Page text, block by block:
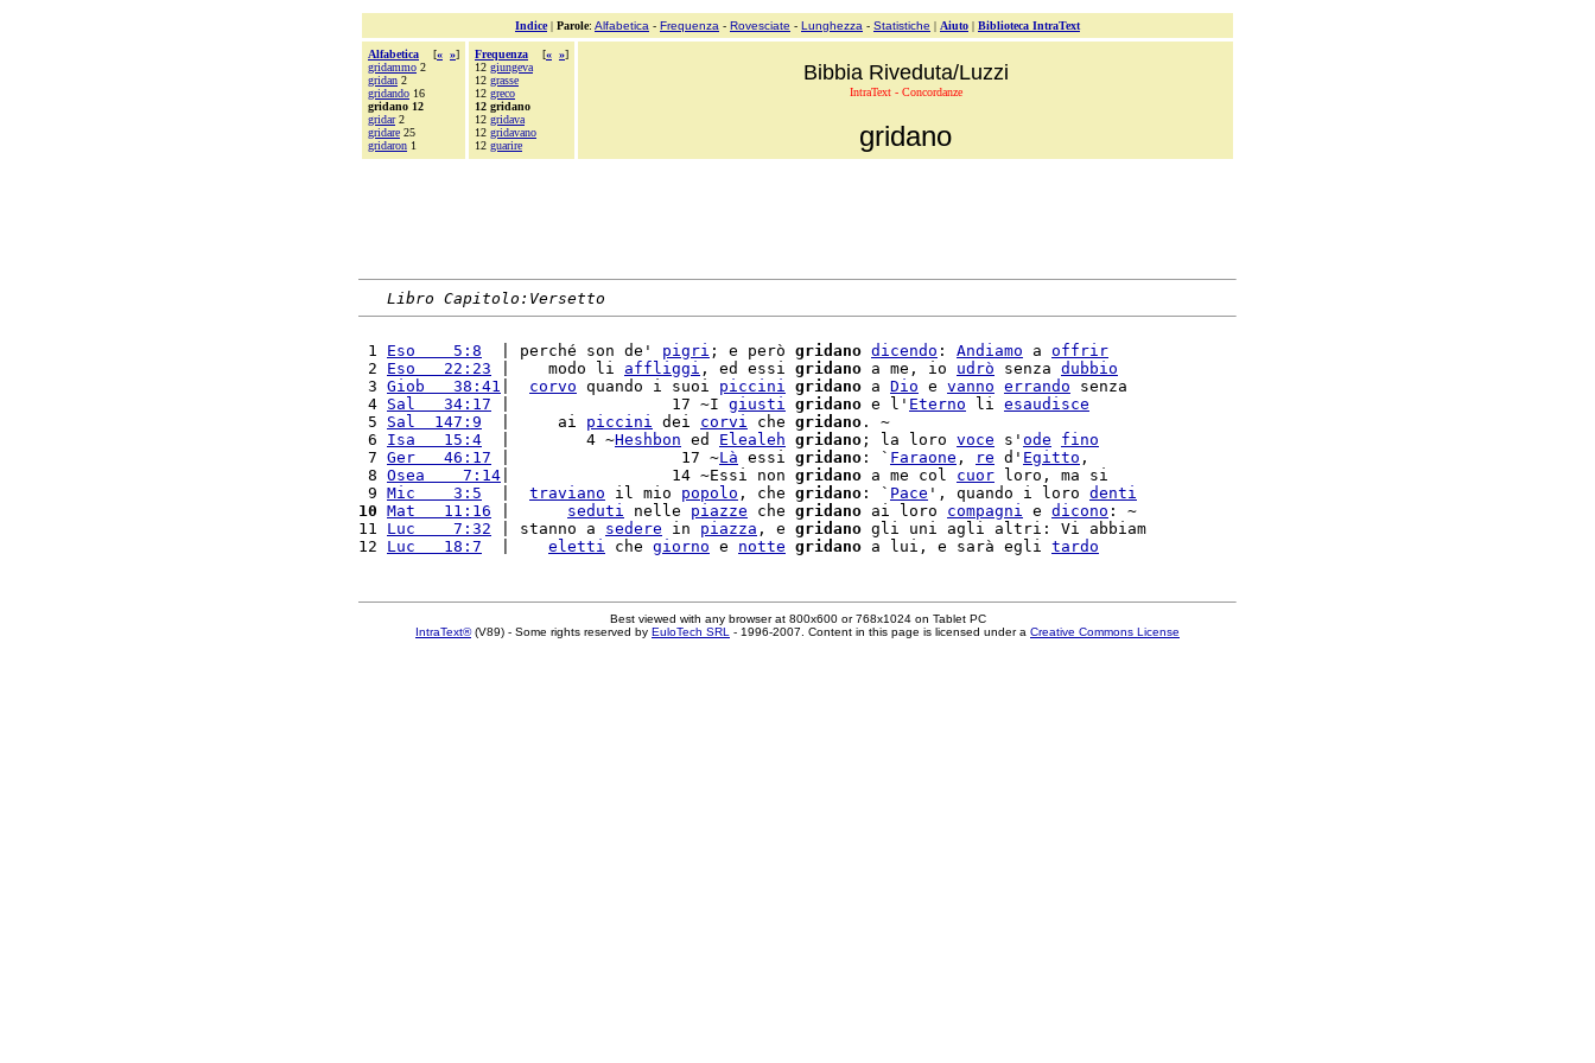
Indice| Parole: Alfabetica - Frequenza - Rovesciate - Lunghezza - Statistiche | Aiuto | Biblioteca IntraText
Alfabetica [« »]
gridammo 2
gridan 2
gridando 16
gridano 12
gridar2
gridare 25
gridaron 1
Frequenza [« »]
12 giungeva
12 grasse
12 greco
12 gridano
12 gridava
12 gridavano
12 guarire
Bibbia Riveduta/Luzzi
IntraText - Concordanze
gridano
Libro Capitolo:Versetto
1 Eso    5:8
  | perché son de'
pigri ; e però gridano dicendo : Andiamo a offrir
2 Eso   22:23 |    modo li affliggi , ed essi gridano a me, io udrò senza dubbio
3 Giob   38:41 corvo quando i suoi piccini gridano a Dio e vanno errando senza
4 Sal   34:17 |                 17 ~I giusti gridano e l' Eterno li esaudisce
5 Sal  147:9
  |     ai
piccini dei corvi che gridano . ~
6 Isa   15:4
  |        4 ~
Heshbon ed Elealeh gridano ; la loro voce s' ode
fino
7 Ger   46:17 |                  17 ~Là essi gridano : ` Faraone , re d' Egitto ,
8 Osea    7:14 |                 14 ~Essi non gridano a me col cuor loro, ma si
9 Mic    3:5 traviano il mio popolo , che gridano : ` Pace ', quando i loro denti
10 Mat   11:16 seduti nelle piazze che gridano ai loro compagni e dicono : ~
11 Luc    7:32 | stanno a sedere in piazza , e gridano gli uni agli altri: Vi abbiam
12 Luc   18:7 eletti che giorno e notte gridano a lui, e sarà egli tardo
Best viewed with any browser at 800x600 or 768x1024 on Tablet PC
IntraText®(V89) - Some rights reserved by EuloTech SRL - 1996-2007. Content in this page is licensed under a Creative Commons License